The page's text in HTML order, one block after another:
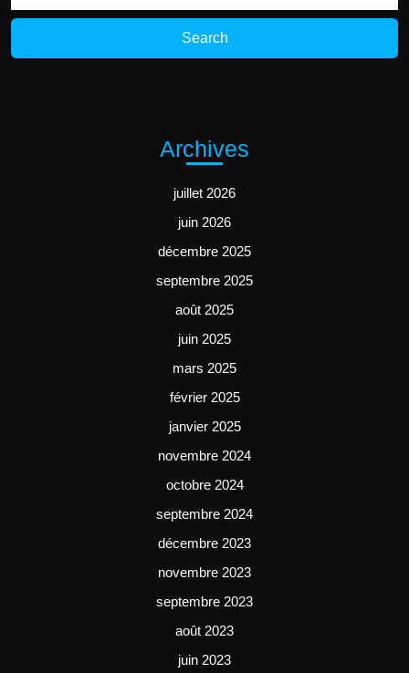
Archives
juillet 2026
juin 2026
décembre 2025
septembre 2025
août 2025
juin 2025
mars 2025
février 2025
janvier 2025
novembre 2024
octobre 2024
septembre 2024
décembre 2023
novembre 2023
septembre 2023
août 2023
juin 2023